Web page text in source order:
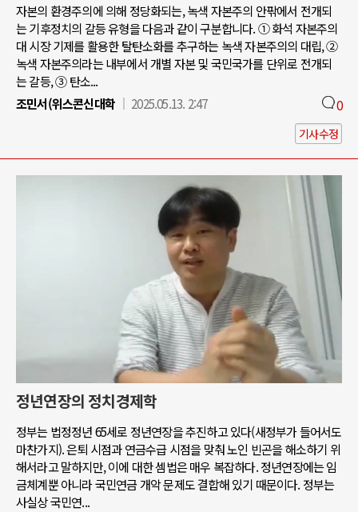
자본의 환경주의에 의해 정당화되는, 녹색 자본주의 안팎에서 전개되
는 기후정치의 갈등 유형을 다음과 같이 구분합니다. ① 화석 자본주의
대 시장 기제를 활용한 탈탄소화를 추구하는 녹색 자본주의의 대립, ②
녹색 자본주의라는 내부에서 개별 자본 및 국민국가를 단위로 전개되
는 갈등, ③ 탄소...
조민서(위스콘신대학
2025.05.13. 2:47 0
기사수정
정년연장의 정치경제학
정부는 법정정년 65세로 정년연장을 추진하고 있다(새정부가 들어서도
마찬가지). 은퇴 시점과 연금수급 시점을 맞춰 노인 빈곤을 해소하기 위
해서라고 말하지만, 이에 대한 셈법은 매우 복잡하다. 정년연장에는 임
금체계뿐 아니라 국민연금 개악 문제도 결합해 있기 때문이다. 정부는
사실상 국민연...